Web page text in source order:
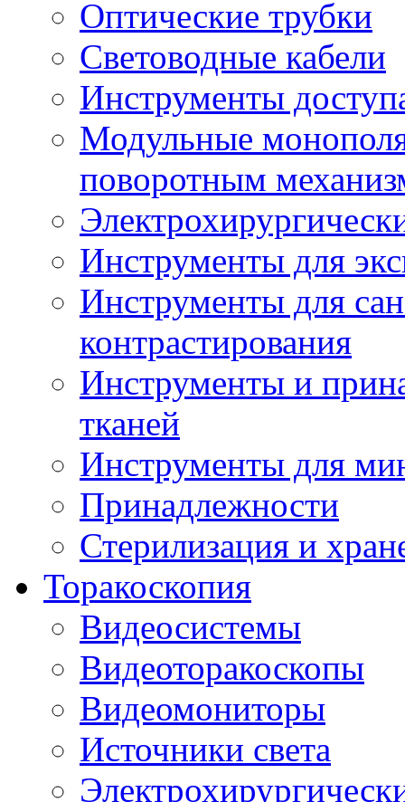
Оптические трубки
Световодные кабели
Инструменты
Модульные
поворотным
Инструменты для
Инструменты для
контрастирования
Инструменты и
тканей
Инструменты для
Принадлежности
Стерилизация и
Торакоскопия
Видеосистемы
Видеоторакоскопы
Видеомониторы
Источники света